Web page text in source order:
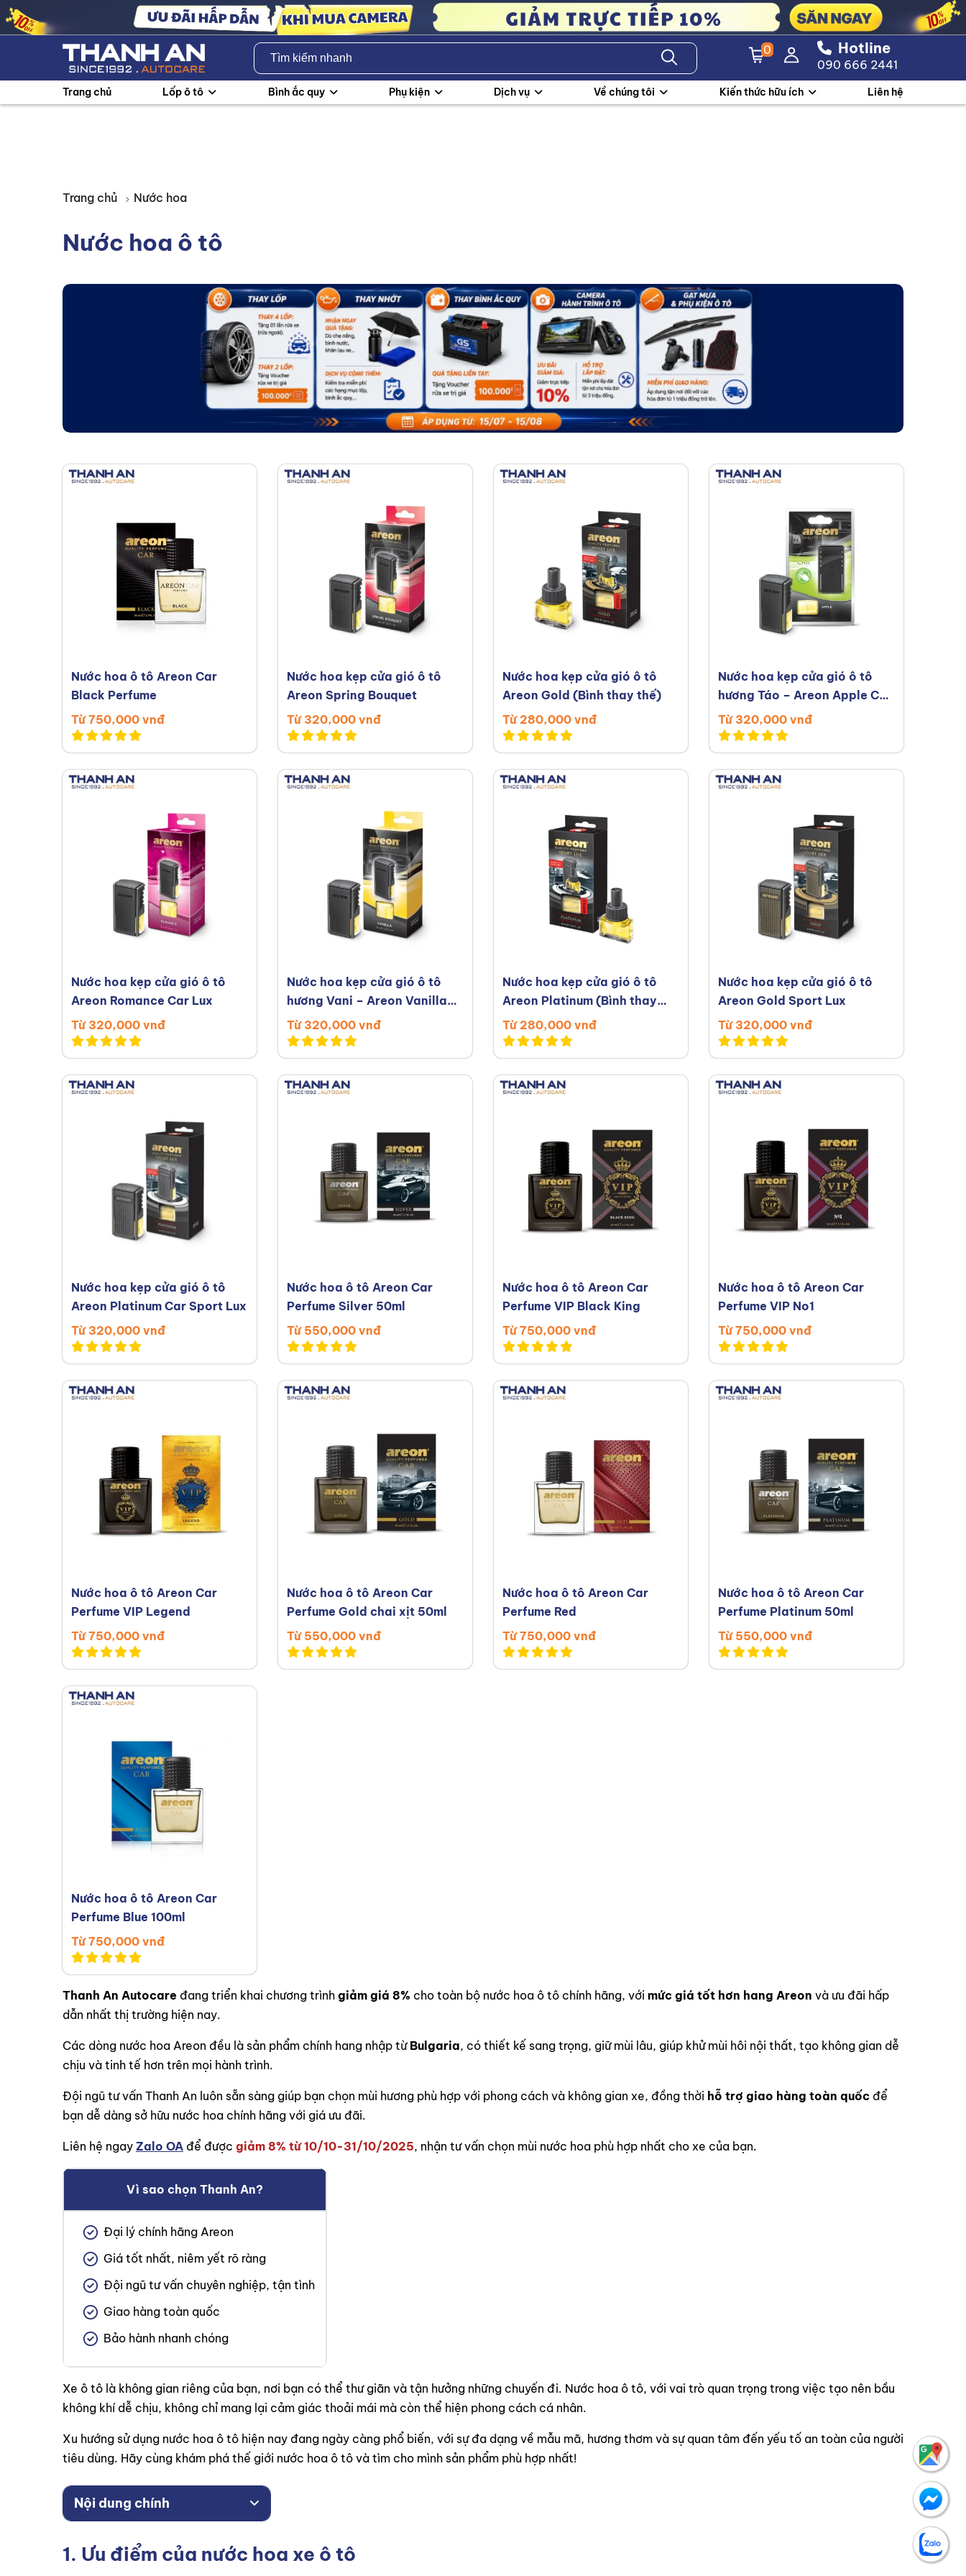
0 Hotline
090 666 2441
Trang chủ Lốp ô tô Bình ắc quy Phụ kiện Dịch vụ Về chúng tôi Kiến thức hữu ích Liên hệ
Trang chủ Nước hoa
Nước hoa ô tô
Nước hoa ô tô Areon Car
Black Perfume
Từ 750,000 vnđ
Nước hoa kẹp cửa gió ô tô
Areon Spring Bouquet
Từ 320,000 vnđ
Nước hoa kẹp cửa gió ô tô
Areon Gold (Bình thay thế)
Từ 280,000 vnđ
Nước hoa kẹp cửa gió ô tô
hương Táo – Areon Apple Car
Lux
Từ 320,000 vnđ
Nước hoa kẹp cửa gió ô tô
Areon Romance Car Lux
Từ 320,000 vnđ
Nước hoa kẹp cửa gió ô tô
hương Vani – Areon Vanilla
Car Lux
Từ 320,000 vnđ
Nước hoa kẹp cửa gió ô tô
Areon Platinum (Bình thay
thế)
Từ 280,000 vnđ
Nước hoa kẹp cửa gió ô tô
Areon Gold Sport Lux
Từ 320,000 vnđ
Nước hoa kẹp cửa gió ô tô
Areon Platinum Car Sport Lux
Từ 320,000 vnđ
Nước hoa ô tô Areon Car
Perfume Silver 50ml
Từ 550,000 vnđ
Nước hoa ô tô Areon Car
Perfume VIP Black King
Từ 750,000 vnđ
Nước hoa ô tô Areon Car
Perfume VIP No1
Từ 750,000 vnđ
Nước hoa ô tô Areon Car
Perfume VIP Legend
Từ 750,000 vnđ
Nước hoa ô tô Areon Car
Perfume Gold chai xịt 50ml
Từ 550,000 vnđ
Nước hoa ô tô Areon Car
Perfume Red
Từ 750,000 vnđ
Nước hoa ô tô Areon Car
Perfume Platinum 50ml
Từ 550,000 vnđ
Nước hoa ô tô Areon Car
Perfume Blue 100ml
Từ 750,000 vnđ
Thanh An Autocare đang triển khai chương trình giảm giá 8% cho toàn bộ nước hoa ô tô chính hãng, với mức giá tốt hơn hang Areon và ưu đãi hấp
dẫn nhất thị trường hiện nay.
Các dòng nước hoa Areon đều là sản phẩm chính hang nhập từ Bulgaria, có thiết kế sang trọng, giữ mùi lâu, giúp khử mùi hôi nội thất, tạo không gian dễ
chịu và tinh tế hơn trên mọi hành trình.
Đội ngũ tư vấn Thanh An luôn sẵn sàng giúp bạn chọn mùi hương phù hợp với phong cách và không gian xe, đồng thời hỗ trợ giao hàng toàn quốc để
bạn dễ dàng sở hữu nước hoa chính hãng với giá ưu đãi.
Liên hệ ngay Zalo OA để được giảm 8% từ 10/10-31/10/2025, nhận tư vấn chọn mùi nước hoa phù hợp nhất cho xe của bạn.
Vì sao chọn Thanh An?
Đại lý chính hãng Areon
Giá tốt nhất, niêm yết rõ ràng
Đội ngũ tư vấn chuyên nghiệp, tận tình
Giao hàng toàn quốc
Bảo hành nhanh chóng
Xe ô tô là không gian riêng của bạn, nơi bạn có thể thư giãn và tận hưởng những chuyến đi. Nước hoa ô tô, với vai trò quan trọng trong việc tạo nên bầu
không khí dễ chịu, không chỉ mang lại cảm giác thoải mái mà còn thể hiện phong cách cá nhân.
Xu hướng sử dụng nước hoa ô tô hiện nay đang ngày càng phổ biến, với sự đa dạng về mẫu mã, hương thơm và sự quan tâm đến yếu tố an toàn của người
tiêu dùng. Hãy cùng khám phá thế giới nước hoa ô tô và tìm cho mình sản phẩm phù hợp nhất!
Nội dung chính
1. Ưu điểm của nước hoa xe ô tô